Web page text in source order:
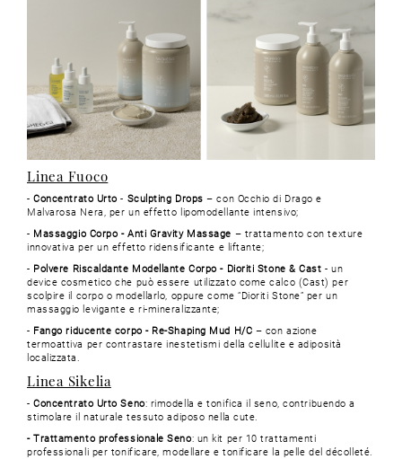
Linea Fuoco
-Concentrato Urto - Sculpting Drops – con Occhio di Drago e
Malvarosa Nera, per un effetto lipomodellante intensivo;
- Massaggio Corpo - Anti Gravity Massage – trattamento con texture
innovativa per un effetto ridensificante e liftante;
- Polvere Riscaldante Modellante Corpo - Dioriti Stone & Cast- un
device cosmetico che può essere utilizzato come calco (Cast) per
scolpire il corpo o modellarlo, oppure come “Dioriti Stone” per un
massaggio levigante e ri-mineralizzante;
- Fango riducente corpo - Re-Shaping Mud H/C – con azione
termoattiva per contrastare inestetismi della cellulite e adiposità
localizzata.
Linea Sikelia
-Concentrato Urto Seno: rimodella e tonifica il seno, contribuendo a
stimolare il naturale tessuto adiposo nella cute.
- Trattamento professionale Seno: un kit per 10 trattamenti
professionali per tonificare, modellare e tonificare la pelle del décolleté.